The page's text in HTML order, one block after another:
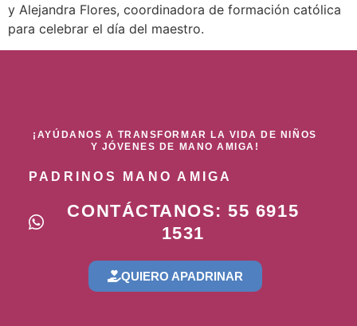
y Alejandra Flores, coordinadora de formación católica
para celebrar el día del maestro.
¡AYÚDANOS A TRANSFORMAR LA VIDA DE NIÑOS
Y JÓVENES DE MANO AMIGA!
PADRINOS MANO AMIGA
CONTÁCTANOS: 55 6915
1531
QUIERO APADRINAR